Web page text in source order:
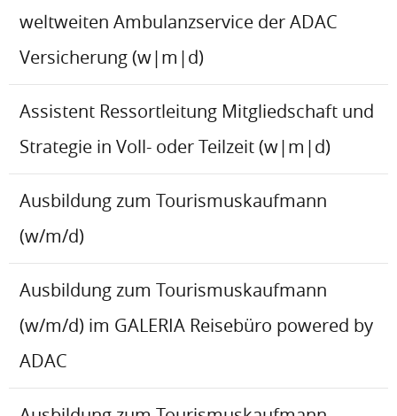
weltweiten Ambulanzservice der ADAC
Versicherung (w|m|d)
Assistent Ressortleitung Mitgliedschaft und
Strategie in Voll- oder Teilzeit (w|m|d)
Ausbildung zum Tourismuskaufmann
(w/m/d)
Ausbildung zum Tourismuskaufmann
(w/m/d) im GALERIA Reisebüro powered by
ADAC